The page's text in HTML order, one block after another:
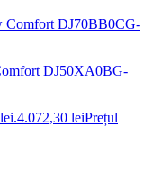
DJ50XA0BG-
4.072,30 leiPrețul